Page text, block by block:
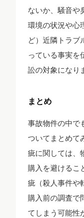
ないか、騒音や
環境の状況や心
ど）近隣トラブ
っている事実を
訟の対象になり
まとめ
事故物件の中で
ついてまとめて
疵に関しては、
購入を避けるこ
疵（殺人事件や
購入前の調査で
てしまう可能性